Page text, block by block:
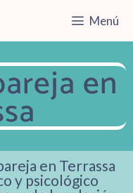
Menú
en
en Terrassa
y psicológico